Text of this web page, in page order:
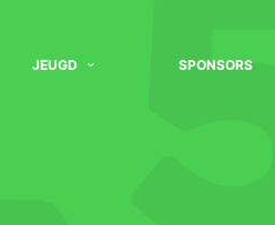
JEUGD SPONSORS